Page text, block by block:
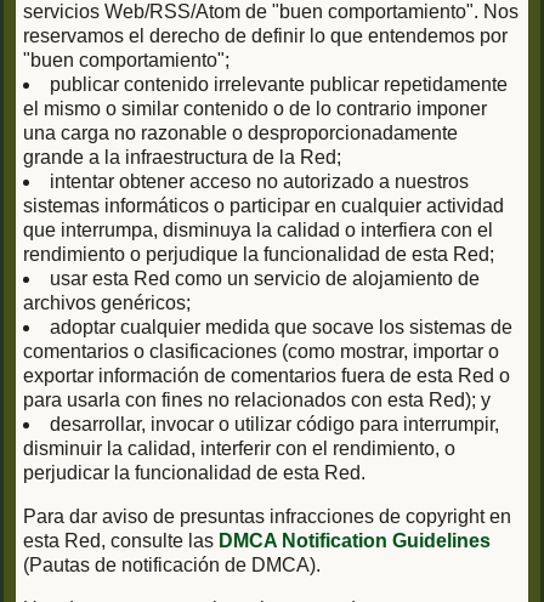
servicios Web/RSS/Atom de "buen comportamiento". Nos
reservamos el derecho de definir lo que entendemos por
"buen comportamiento";
publicar contenido irrelevante publicar repetidamente
el mismo o similar contenido o de lo contrario imponer
una carga no razonable o desproporcionadamente
grande a la infraestructura de la Red;
intentar obtener acceso no autorizado a nuestros
sistemas informáticos o participar en cualquier actividad
que interrumpa, disminuya la calidad o interfiera con el
rendimiento o perjudique la funcionalidad de esta Red;
usar esta Red como un servicio de alojamiento de
archivos genéricos;
adoptar cualquier medida que socave los sistemas de
comentarios o clasificaciones (como mostrar, importar o
exportar información de comentarios fuera de esta Red o
para usarla con fines no relacionados con esta Red); y
desarrollar, invocar o utilizar código para interrumpir,
disminuir la calidad, interferir con el rendimiento, o
perjudicar la funcionalidad de esta Red.
Para dar aviso de presuntas infracciones de copyright en
esta Red, consulte las DMCA Notification Guidelines
(Pautas de notificación de DMCA).